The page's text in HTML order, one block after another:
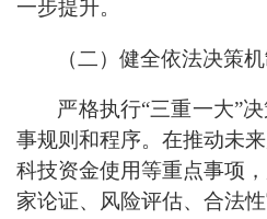
一步提升。
（二）健全依法决策
严格执行“三重一大”
事规则和程序。在推动未
科技资金使用等重点事项
家论证、风险评估、合法